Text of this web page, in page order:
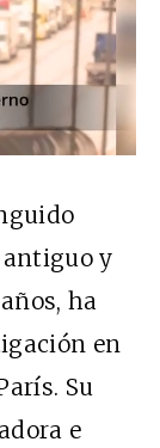
y
ha
en
Su
e